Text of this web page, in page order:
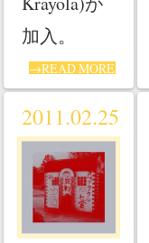
加入。
→READ MORE
2011.02.25